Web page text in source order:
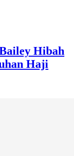
Hibah
Haji